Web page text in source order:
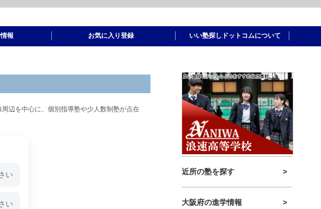
報 お気に入り登録 いい塾探しドットコムについて
辺を中心に、個別指導塾や少人数制塾が点在
い
い
近所の塾を探す >
大阪府の進学情報 >